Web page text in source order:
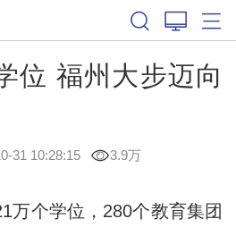
位 福州大步迈向
31 10:28:15 3.9万
个学位，280个教育集团